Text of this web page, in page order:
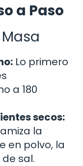
a Paso
Lo primero
a 180
secos:
la
en polvo, la
sal.